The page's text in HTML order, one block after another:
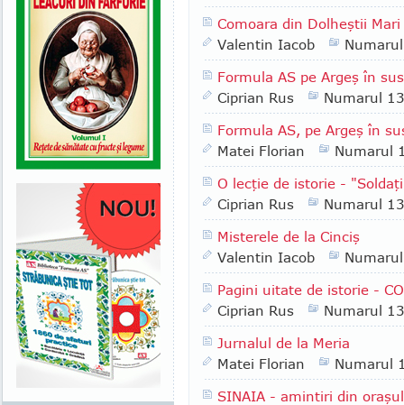
Comoara din Dolheştii
Valentin Iacob
Formula AS pe Argeş în
Ciprian Rus
Numarul
Formula AS, pe Argeş în
Matei Florian
Numarul
O lecţie de istorie -
Ciprian Rus
Numarul
Misterele de la Cinciş
Valentin Iacob
Pagini uitate de istorie -
Ciprian Rus
Numarul
Jurnalul de la Meria
Matei Florian
Numarul
SINAIA - amintiri din